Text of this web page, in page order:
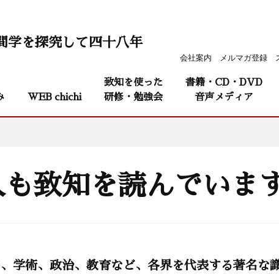
会社案内 メルマガ登録
学を探究して四十八年
WEB chichi
致知を使った
研修・勉強会
書籍・CD・DVD
音声メディア
致知を読んでいま
、学術、政治、教育など、各界を代表する著名